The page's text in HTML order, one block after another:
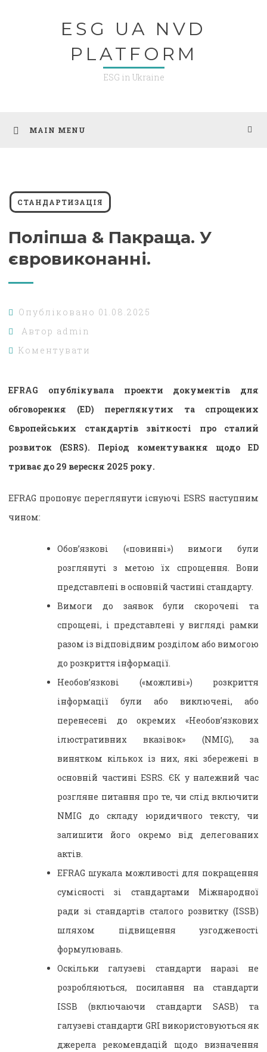
ESG UA NVD
PLATFORM
ESG in Ukraine
MAIN MENU
СТАНДАРТИЗАЦІЯ
Поліпша & Пакраща. У
євровиконанні.
Опубліковано 01.08.2025
Автор admin
Коментувати
EFRAG опублікувала проекти документів для
обговорення (ED) переглянутих та спрощених
Європейських стандартів звітності про сталий
розвиток (ESRS). Період коментування щодо ED
триває до 29 вересня 2025 року.
EFRAG пропонує переглянути існуючі ESRS наступним
чином:
Обов’язкові («повинні») вимоги були
розглянуті з метою їх спрощення. Вони
представлені в основній частині стандарту.
Вимоги до заявок були скорочені та
спрощені, і представлені у вигляді рамки
разом із відповідним розділом або вимогою
до розкриття інформації.
Необов’язкові («можливі») розкриття
інформації були або виключені, або
перенесені до окремих «Необов’язкових
ілюстративних вказівок» (NMIG), за
винятком кількох із них, які збережені в
основній частині ESRS. ЄК у належний час
розгляне питання про те, чи слід включити
NMIG до складу юридичного тексту, чи
залишити його окремо від делегованих
актів.
EFRAG шукала можливості для покращення
сумісності зі стандартами Міжнародної
ради зі стандартів сталого розвитку (ISSB)
шляхом підвищення узгодженості
формулювань.
Оскільки галузеві стандарти наразі не
розробляються, посилання на стандарти
ISSB (включаючи стандарти SASB) та
галузеві стандарти GRI використовуються як
джерела рекомендацій щодо визначення